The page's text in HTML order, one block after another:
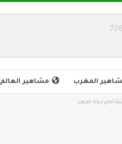
المغرب مشاهير العالم
أمام حياة الفهد